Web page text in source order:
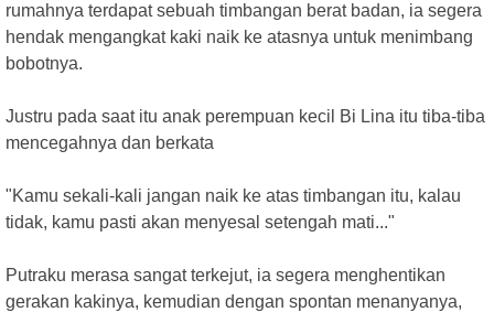
rumahnya terdapat sebuah timbangan berat badan, ia segera
hendak mengangkat kaki naik ke atasnya untuk menimbang
bobotnya.
Justru pada saat itu anak perempuan kecil Bi Lina itu tiba-tiba
mencegahnya dan berkata
"Kamu sekali-kali jangan naik ke atas timbangan itu, kalau
tidak, kamu pasti akan menyesal setengah mati..."
Putraku merasa sangat terkejut, ia segera menghentikan
gerakan kakinya, kemudian dengan spontan menanyanya,